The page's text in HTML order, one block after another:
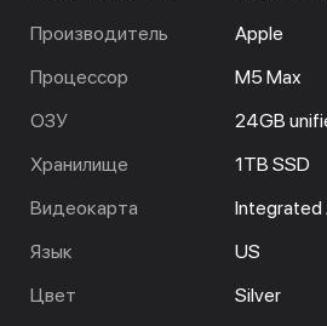
Производитель
Apple
Процессор
M5 Max
ОЗУ
24GB
Хранилище
1TB SSD
Видеокарта
Integrated
Язык
US
Цвет
Silver